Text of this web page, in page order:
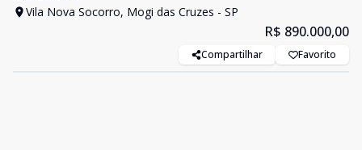
Vila Nova Socorro, Mogi das Cruzes - SP
R$ 890.000,00
Compartilhar Favorito